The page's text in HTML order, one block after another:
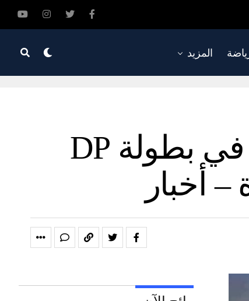
المزيد
فرصة العمر للهواة الإماراتيين للمشاركة في بطولة DP